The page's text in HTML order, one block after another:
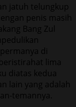
jatuh telungkup
penis masih
Bang Zul
di
lima
diatas kedua
lain yang adalah
temannya.